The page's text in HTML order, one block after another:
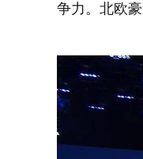
争力。北欧